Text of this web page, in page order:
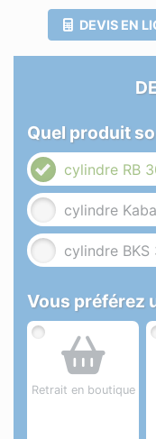
DEVIS EN
Quel produit
cylindre RB
cylindre
cylindre
Vous préférez
Retrait en boutique